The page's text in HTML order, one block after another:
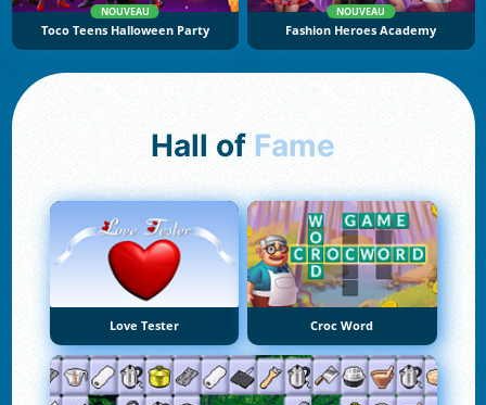
NOUVEAU
Toco Teens Halloween Party
NOUVEAU
Fashion Heroes Academy
Hall of Fame
Love Tester Croc Word